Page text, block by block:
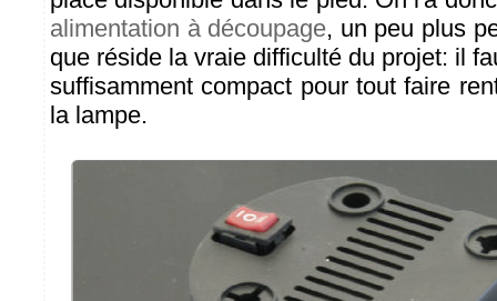
alimentation à découpage, un peu plus
que réside la vraie difficulté du projet: il
suffisamment compact pour tout faire
la lampe.